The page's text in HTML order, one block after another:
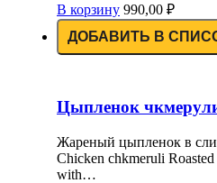
В корзину 990,00 ₽
ДОБАВИТЬ В
Цыпленок
Жареный цыпленок в
Chicken chkmeruli
with…